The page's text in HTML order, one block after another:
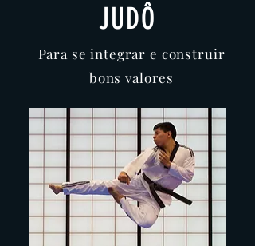
JUDÔ
Para se integrar e construir
bons valores